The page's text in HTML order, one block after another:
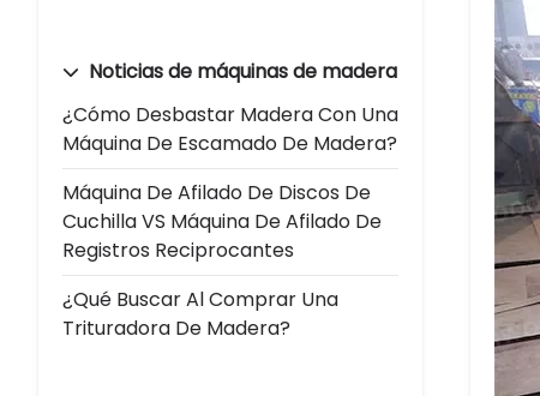
Noticias de máquinas de madera
¿Cómo Desbastar Madera Con Una
Máquina De Escamado De Madera?
Máquina De Afilado De Discos De
Cuchilla VS Máquina De Afilado De
Registros Reciprocantes
¿Qué Buscar Al Comprar Una
Trituradora De Madera?